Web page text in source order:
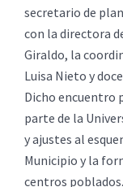
secretario de
con la directora
Giraldo, la
Luisa Nieto y
Dicho encuentro
parte de la
y ajustes al
Municipio y la
centros